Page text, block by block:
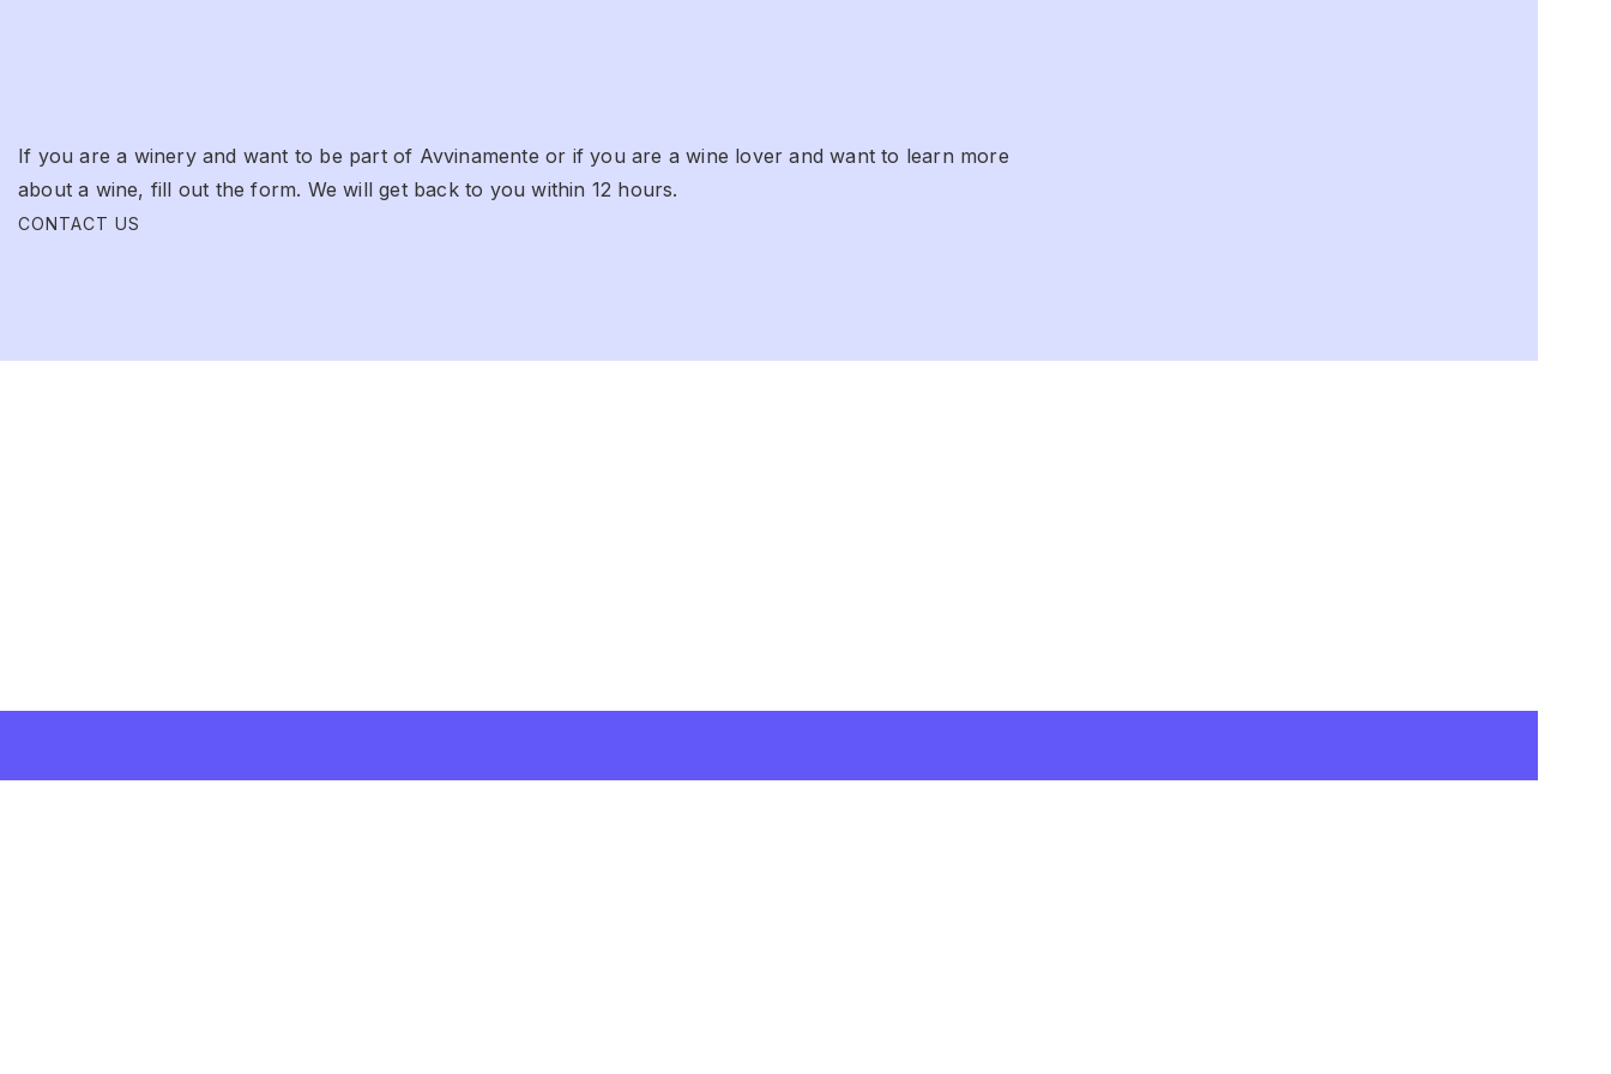
If you are a winery and want to be part of Avvinamente or if you are a wine lover and want to learn more
about a wine, fill out the form. We will get back to you within 12 hours.
CONTACT US